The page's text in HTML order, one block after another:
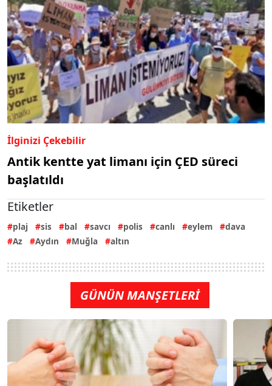
İlginizi Çekebilir
Antik kentte yat limanı için ÇED süreci
başlatıldı
Etiketler
plaj sis bal savcı polis canlı eylem
dava
Az
Aydın Muğla altın
GÜNÜN MANŞETLERİ